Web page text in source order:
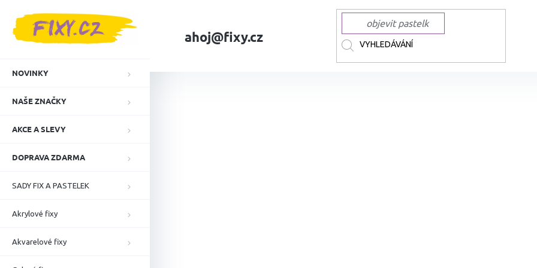
ahoj@fixy.cz
NOVINKY
NAŠE ZNAČKY
AKCE A SLEVY
DOPRAVA ZDARMA
SADY FIX A PASTELEK
Akrylové fixy
Akvarelové fixy